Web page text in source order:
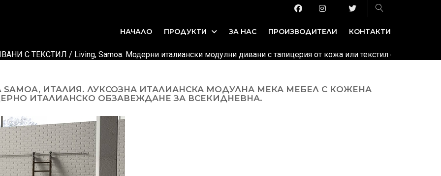
НАЧАЛО ПРОДУКТИ ЗА НАС ПРОИЗВОДИТЕЛИ КОНТАКТИ
С ТЕКСТИЛ / Living, Samoa. Модерни италиански модулни дивани с тапицерия от кожа или текстил с
ИТАЛИЯ. ЛУКСОЗНА ИТАЛИАНСКА МОДУЛНА МЕКА МЕБЕЛ С КОЖЕНА
ИТАЛИАНСКО ОБЗАВЕЖДАНЕ ЗА ВСЕКИДНЕВНА.